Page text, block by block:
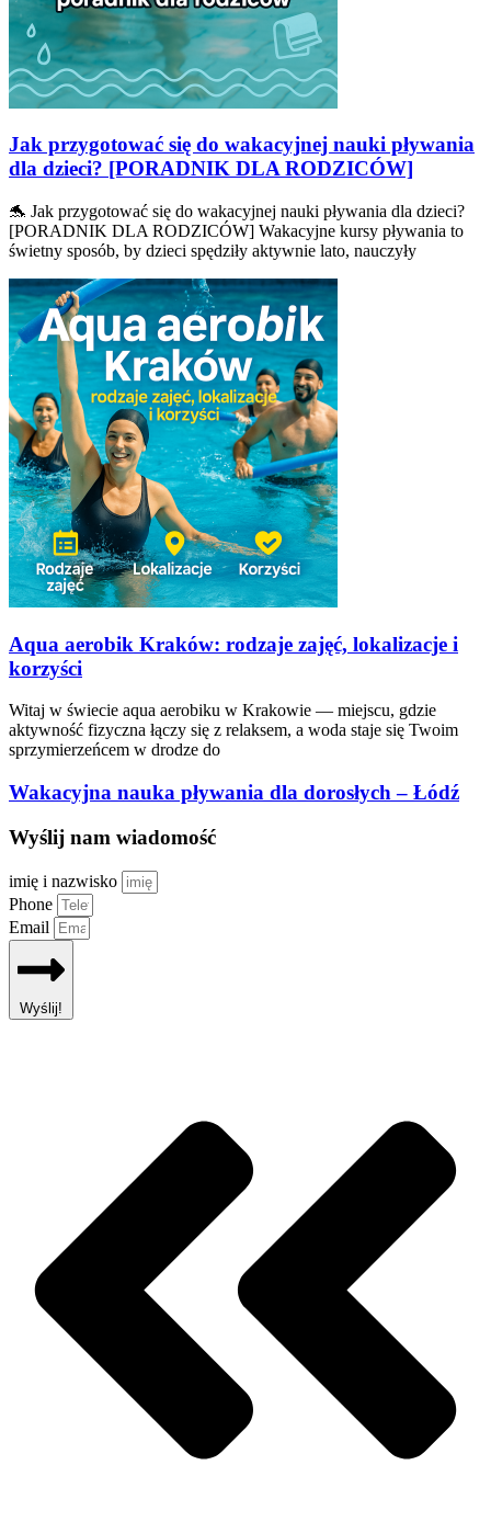
Jak przygotować się do wakacyjnej nauki pływania
dla dzieci? [PORADNIK DLA RODZICÓW]
🐬 Jak przygotować się do wakacyjnej nauki pływania dla dzieci?
[PORADNIK DLA RODZICÓW] Wakacyjne kursy pływania to
świetny sposób, by dzieci spędziły aktywnie lato, nauczyły
Aqua aerobik Kraków: rodzaje zajęć, lokalizacje i
korzyści
Witaj w świecie aqua aerobiku w Krakowie — miejscu, gdzie
aktywność fizyczna łączy się z relaksem, a woda staje się Twoim
sprzymierzeńcem w drodze do
Wakacyjna nauka pływania dla dorosłych – Łódź
Wyślij nam wiadomość
imię i nazwisko
Phone
Email
Wyślij!